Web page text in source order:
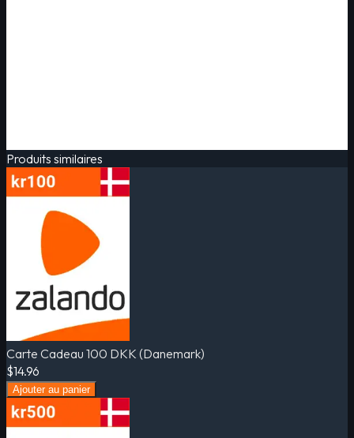
Produits similaires
Carte Cadeau 100 DKK (Danemark)
$14.96
Ajouter au panier